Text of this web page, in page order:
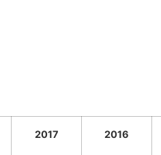
2017 2016